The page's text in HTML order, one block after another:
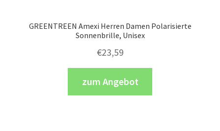
GREENTREEN Amexi Herren Damen Polarisierte
Sonnenbrille, Unisex
€23,59
zum Angebot